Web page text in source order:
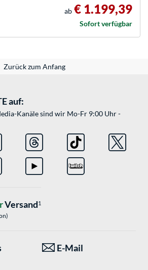
ab € 1.199,39
Sofort verfügbar
Zurück zum Anfang
auf:
Kanäle sind wir Mo-Fr 9:00 Uhr -
Versand1
E-Mail